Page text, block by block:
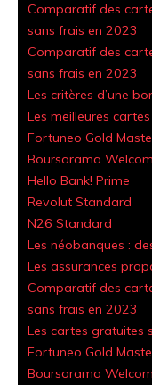
Comparatif des
sans frais en 2023
Comparatif des
sans frais en 2023
Les critères d’une
Les meilleures
Fortuneo Gold
Boursorama
Hello Bank! Prime
Revolut Standard
N26 Standard
Les néobanques :
Les assurances
Comparatif des
sans frais en 2023
Les cartes gratuites
Fortuneo Gold
Boursorama